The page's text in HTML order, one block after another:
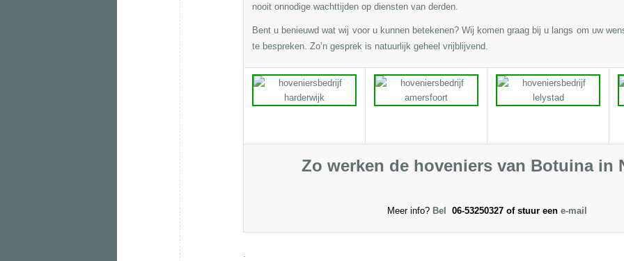
nooit onnodige wachttijden op diensten van derden.
Bent u benieuwd wat wij voor u kunnen betekenen? Wij komen graag bij u langs om uw
te bespreken. Zo’n gesprek is natuurlijk geheel vrijblijvend.
Zo werken de hoveniers van Botuina in
Meer info? Bel 06-53250327 of stuur een e-mail
.